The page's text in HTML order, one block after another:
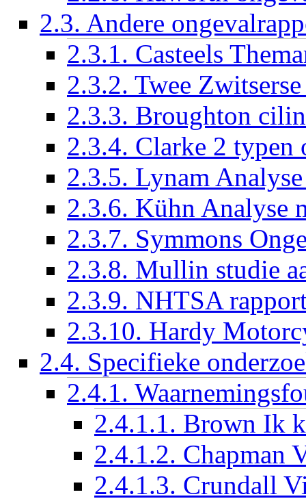
2.3. Andere
2.3.1. Casteels
2.3.2. Twee
2.3.3. Broughton
2.3.4. Clarke 2 typen
2.3.5. Lynam
2.3.6. Kühn Analyse
2.3.7. Symmons
2.3.8. Mullin studie
2.3.9. NHTSA
2.3.10. Hardy
2.4. Specifieke
2.4.1.
2.4.1.1. Brown Ik
2.4.1.2. Chapman
2.4.1.3. Crundall